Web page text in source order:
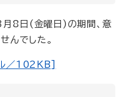
8日(金曜日)の期間、意
んでした。
／102KB]